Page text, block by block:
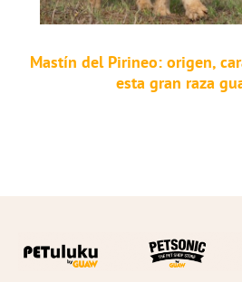
Mastín del Pirineo: origen,
esta gran raza